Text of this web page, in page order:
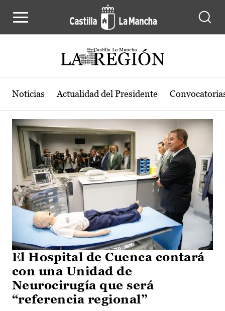
Actualidad de la región de Castilla-
Noticias Actualidad del Presidente
El Hospital de Cuenca contará
con una Unidad de
Neurocirugía que será
“referencia regional”